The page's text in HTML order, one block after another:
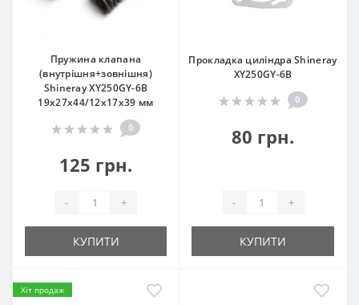
Пружина клапана
(внутрішня+зовнішня)
Shineray XY250GY-6B
19x27x44/12x17x39 мм
0
125 грн.
- +
КУПИТИ
Прокладка циліндра Shineray
XY250GY-6B
0
80 грн.
- +
КУПИТИ
Хіт продаж